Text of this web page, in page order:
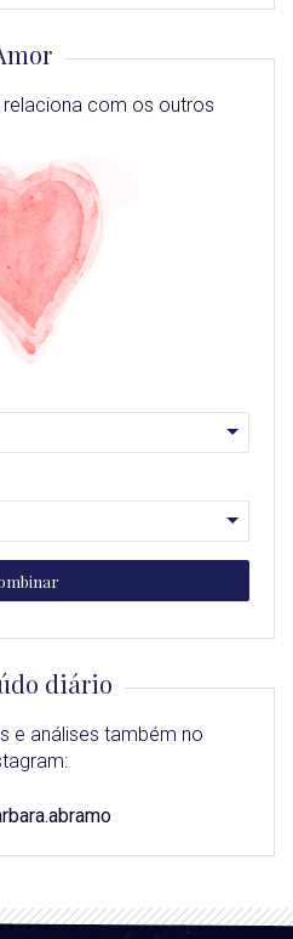
com os outros
diário
e análises também no